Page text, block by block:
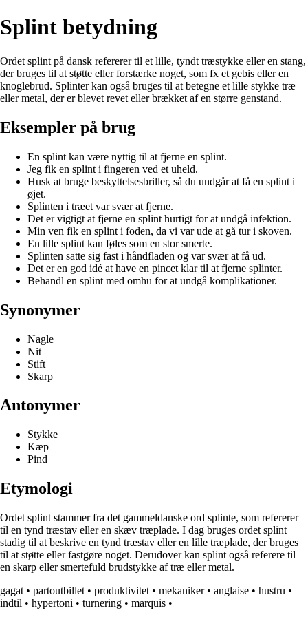
Splint betydning
Ordet splint på dansk refererer til et lille, tyndt træstykke eller en stang,
der bruges til at støtte eller forstærke noget, som fx et gebis eller en
knoglebrud. Splinter kan også bruges til at betegne et lille stykke træ
eller metal, der er blevet revet eller brækket af en større genstand.
Eksempler på brug
En splint kan være nyttig til at fjerne en splint.
Jeg fik en splint i fingeren ved et uheld.
Husk at bruge beskyttelsesbriller, så du undgår at få en splint i
øjet.
Splinten i træet var svær at fjerne.
Det er vigtigt at fjerne en splint hurtigt for at undgå infektion.
Min ven fik en splint i foden, da vi var ude at gå tur i skoven.
En lille splint kan føles som en stor smerte.
Splinten satte sig fast i håndfladen og var svær at få ud.
Det er en god idé at have en pincet klar til at fjerne splinter.
Behandl en splint med omhu for at undgå komplikationer.
Synonymer
Nagle
Nit
Stift
Skarp
Antonymer
Stykke
Kæp
Pind
Etymologi
Ordet splint stammer fra det gammeldanske ord splinte, som refererer
til en tynd træstav eller en skæv træplade. I dag bruges ordet splint
stadig til at beskrive en tynd træstav eller en lille træplade, der bruges
til at støtte eller fastgøre noget. Derudover kan splint også referere til
en skarp eller smertefuld brudstykke af træ eller metal.
gagat • partoutbillet • produktivitet • mekaniker• anglaise • hustru •
indtil • hypertoni • turnering • marquis •